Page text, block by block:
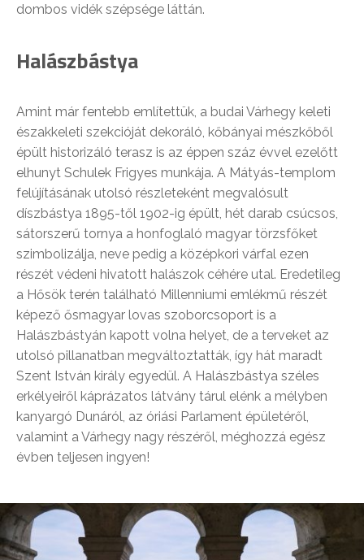
dombos vidék szépsége láttán.
Halászbástya
Amint már fentebb említettük, a budai Várhegy keleti
északkeleti szekcióját dekoráló, kőbányai mészkőből
épült historizáló terasz is az éppen száz évvel ezelőtt
elhunyt Schulek Frigyes munkája. A Mátyás-templom
felújításának utolsó részleteként megvalósult
díszbástya 1895-től 1902-ig épült, hét darab csúcsos,
sátorszerű tornya a honfoglaló magyar törzsfőket
szimbolizálja, neve pedig a középkori várfal ezen
részét védeni hivatott halászok céhére utal. Eredetileg
a Hősök terén található Millenniumi emlékmű részét
képező ősmagyar lovas szoborcsoport is a
Halászbástyán kapott volna helyet, de a terveket az
utolsó pillanatban megváltoztatták, így hát maradt
Szent István király egyedül. A Halászbástya széles
erkélyeiről káprázatos látvány tárul elénk a mélyben
kanyargó Dunáról, az óriási Parlament épületéről,
valamint a Várhegy nagy részéről, méghozzá egész
évben teljesen ingyen!